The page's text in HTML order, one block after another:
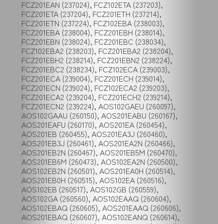
FCZ201EAN (237024), FCZ102ETA (237203),
FCZ201ETA (237204), FCZ201ETH (237214),
FCZ201ETN (237224), FCZ102EBA (238003),
FCZ201EBA (238004), FCZ201EBH (238014),
FCZ201EBN (238024), FCZ201EBC (238034),
FCZ102EBA2 (238203), FCZ201EBA2 (238204),
FCZ201EBH2 (238214), FCZ201EBN2 (238224),
FCZ201EBC2 (238234), FCZ102ECA (239003),
FCZ201ECA (239004), FCZ201ECH (239014),
FCZ201ECN (239024), FCZ102ECA2 (239203),
FCZ201ECA2 (239204), FCZ201ECH2 (239214),
FCZ201ECN2 (239224), AOS102GAEU (260097),
AOS102GAAU (260150), AOS201EABU (260167),
AOS201EAFU (260170), AOS201EA (260454),
AOS201EB (260455), AOS201EA3J (260460),
AOS201EB3J (260461), AOS201EA2N (260466),
AOS201EB2N (260467), AOS201EB5M (260470),
AOS201EB6M (260473), AOS102EA2N (260500),
AOS102EB2N (260501), AOS201EA0H (260514),
AOS201EB0H (260515), AOS102EA (260516),
AOS102EB (260517), AOS102GB (260559),
AOS102GA (260560), AOS102EAAQ (260604),
AOS102EBAQ (260605), AOS201EAAQ (260606),
AOS201EBAQ (260607), AOS102EANQ (260614),